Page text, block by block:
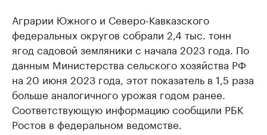
Аграрии Южного и Северо-Кавказского
федеральных округов собрали 2,4 тыс. тонн
ягод садовой земляники с начала 2023 года. По
данным Министерства сельского хозяйства РФ
на 20 июня 2023 года, этот показатель в 1,5 раза
больше аналогичного урожая годом ранее.
Соответствующую информацию сообщили РБК
Ростов в федеральном ведомстве.